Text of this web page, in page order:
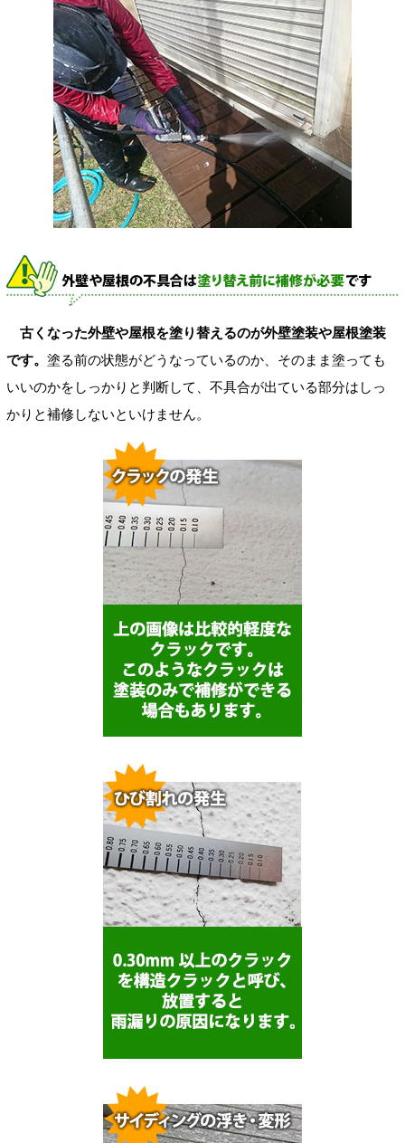
古くなった外壁や屋根を塗り替えるのが外壁塗装や屋根塗装
です。 塗る前の状態がどうなっているのか、そのまま塗っても
いいのかをしっかりと判断して、不具合が出ている部分はしっ
かりと補修しないといけません。